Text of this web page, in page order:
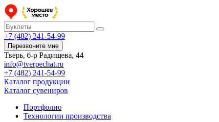
+7 (482) 241-54-99
Перезвоните мне
Тверь, б-р Радищева, 44
info@tverpechat.ru
+7 (482) 241-54-99
Каталог продукции
Каталог сувениров
Портфолио
Технологии производства